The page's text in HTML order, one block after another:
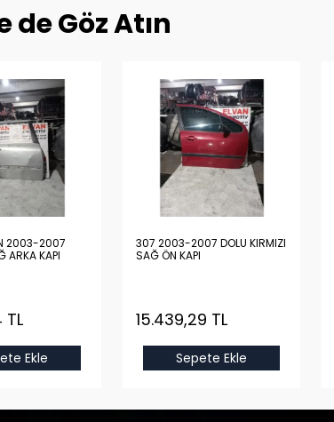
de Göz Atın
2003-2007
ARKA KAPI
TL
Ekle
307 2003-2007 DOLU KIRMIZI
SAĞ ÖN KAPI
15.439,29 TL
Sepete Ekle